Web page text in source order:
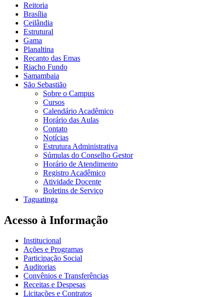
Reitoria
Brasília
Ceilândia
Estrutural
Gama
Planaltina
Recanto das Emas
Riacho Fundo
Samambaia
São Sebastião
Sobre o Campus
Cursos
Calendário Acadêmico
Horário das Aulas
Contato
Notícias
Estrutura Administrativa
Súmulas do Conselho Gestor
Horário de Atendimento
Registro Acadêmico
Atividade Docente
Boletins de Serviço
Taguatinga
Acesso à Informação
Institucional
Ações e Programas
Participação Social
Auditorias
Convênios e Transferências
Receitas e Despesas
Licitações e Contratos